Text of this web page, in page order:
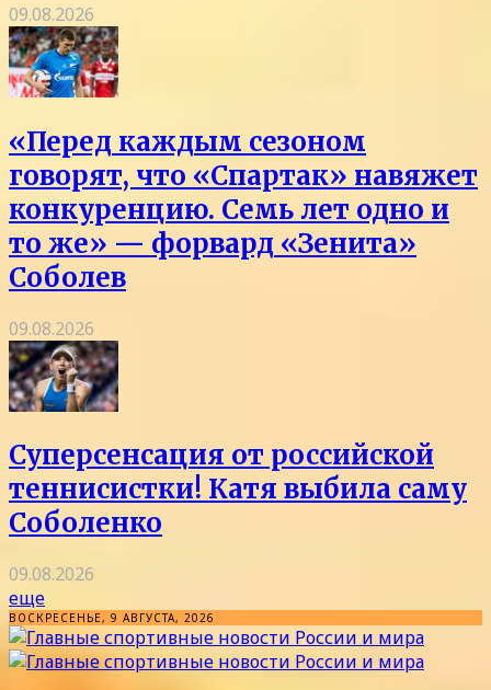
09.08.2026
«Перед каждым сезоном
говорят, что «Спартак» навяжет
конкуренцию. Семь лет одно и
то же» — форвард «Зенита»
Соболев
09.08.2026
Суперсенсация от российской
теннисистки! Катя выбила саму
Соболенко
09.08.2026
еще
ВОСКРЕСЕНЬЕ, 9 АВГУСТА, 2026